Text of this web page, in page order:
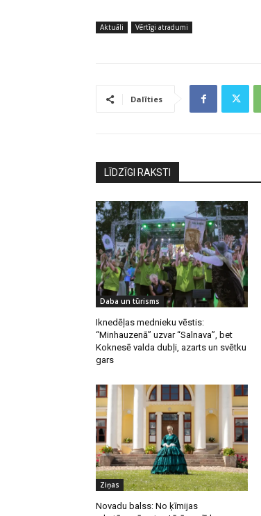
Aktuāli Vērtīgi atradumi
Dalīties
LĪDZĪGI RAKSTI
Daba un tūrisms
Iknedēļas mednieku vēstis:
“Minhauzenā” uzvar “Salnava”, bet
Koknesē valda dubļi, azarts un svētku
gars
Ziņas
Novadu balss: No ķīmijas